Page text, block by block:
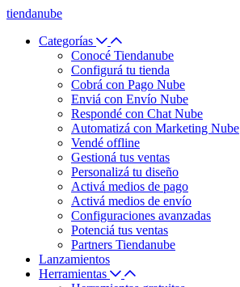
tiendanube
Categorías
Conocé Tiendanube
Configurá tu tienda
Cobrá con Pago Nube
Enviá con Envío Nube
Respondé con Chat Nube
Automatizá con Marketing Nube
Vendé offline
Gestioná tus ventas
Personalizá tu diseño
Activá medios de pago
Activá medios de envío
Configuraciones avanzadas
Potenciá tus ventas
Partners Tiendanube
Lanzamientos
Herramientas